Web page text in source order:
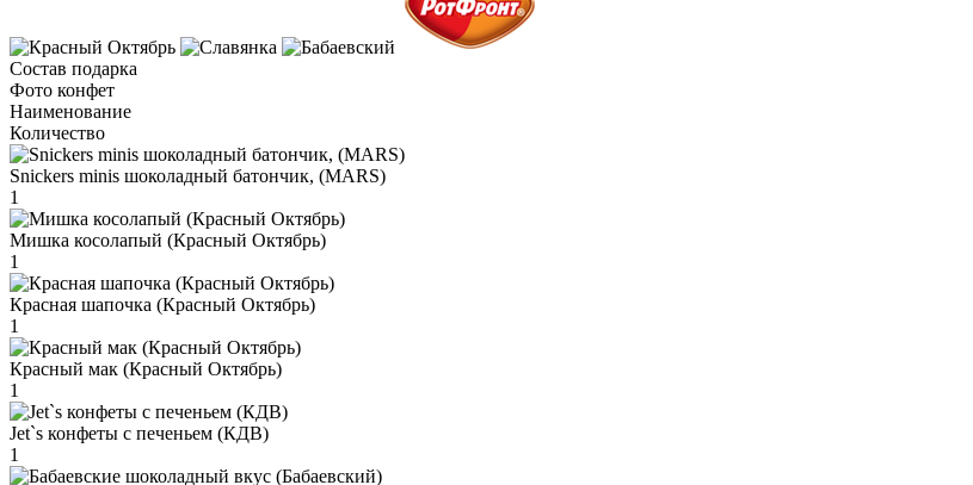
Состав подарка
Фото конфет
Наименование
Количество
Snickers minis шоколадный батончик, (MARS)
1
Мишка косолапый (Красный Октябрь)
1
Красная шапочка (Красный Октябрь)
1
Красный мак (Красный Октябрь)
1
Jet`s конфеты с печеньем (КДВ)
1